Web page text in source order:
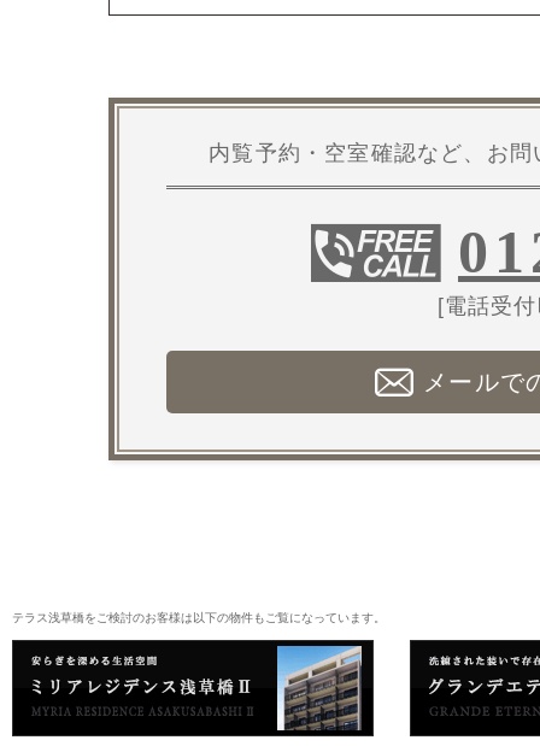
内覧予約・空室確認など、お
[電話受
メールで
テラス浅草橋をご検討のお客様は以下の物件もご覧になっています。